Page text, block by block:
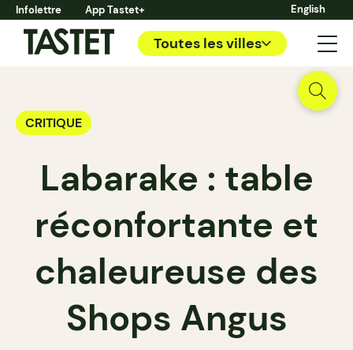
Infolettre App Tastet+ English
Toutes les villes
CRITIQUE
Labarake : table
réconfortante et
chaleureuse des
Shops Angus